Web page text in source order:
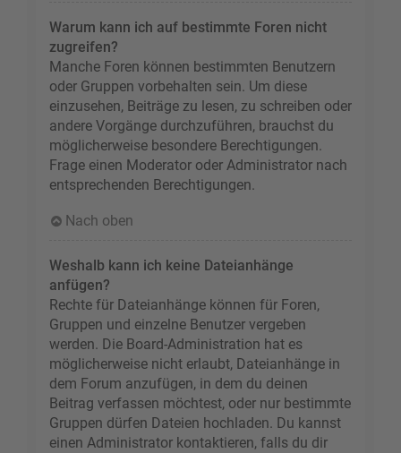
Warum kann ich auf bestimmte Foren nicht
zugreifen?
Manche Foren können bestimmten Benutzern
oder Gruppen vorbehalten sein. Um diese
einzusehen, Beiträge zu lesen, zu schreiben oder
andere Vorgänge durchzuführen, brauchst du
möglicherweise besondere Berechtigungen.
Frage einen Moderator oder Administrator nach
entsprechenden Berechtigungen.
Nach oben
Weshalb kann ich keine Dateianhänge
anfügen?
Rechte für Dateianhänge können für Foren,
Gruppen und einzelne Benutzer vergeben
werden. Die Board-Administration hat es
möglicherweise nicht erlaubt, Dateianhänge in
dem Forum anzufügen, in dem du deinen
Beitrag verfassen möchtest, oder nur bestimmte
Gruppen dürfen Dateien hochladen. Du kannst
einen Administrator kontaktieren, falls du dir